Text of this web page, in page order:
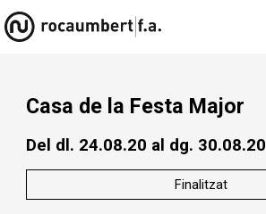
Casa de la Festa Major
Del dl. 24.08.20 al dg. 30.08.20
Finalitzat